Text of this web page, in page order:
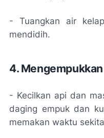
- Tuangkan air
mendidih.
4.
- Kecilkan api dan
daging empuk dan
memakan waktu